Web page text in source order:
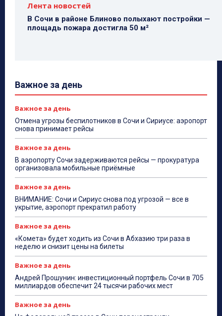
Лента новостей
В Сочи в районе Блиново полыхают постройки —
площадь пожара достигла 50 м²
Важное за день
Важное за день
Отмена угрозы беспилотников в Сочи и Сириусе: аэропорт
снова принимает рейсы
Важное за день
В аэропорту Сочи задерживаются рейсы — прокуратура
организовала мобильные приёмные
Важное за день
ВНИМАНИЕ: Сочи и Сириус снова под угрозой — все в
укрытие, аэропорт прекратил работу
Важное за день
«Комета» будет ходить из Сочи в Абхазию три раза в
неделю и снизит цены на билеты
Важное за день
Андрей Прошунин: инвестиционный портфель Сочи в 705
миллиардов обеспечит 24 тысячи рабочих мест
Важное за день